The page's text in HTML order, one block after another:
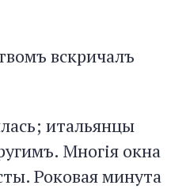
вскричалъ
итальянцы
Многія окна
Роковая минута